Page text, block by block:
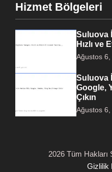
Hizmet Bölgeleri
Suluova
Hızlı ve
Ağustos 6,
Suluova
Google,
Çıkın
Ağustos 6,
2026 Tüm Hakları
Gizlilik